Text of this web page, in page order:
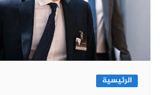
الرئيسية